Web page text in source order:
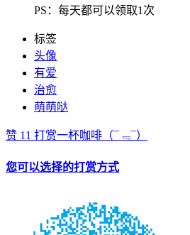
PS：每天都可以领取1次
标签
头像
有爱
治愈
萌萌哒
赞 11 打赏一杯咖啡 （¯﹃¯）
您可以选择的打赏方式